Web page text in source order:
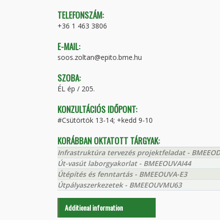
TELEFONSZÁM:
+36 1 463 3806
E-MAIL:
soos.zoltan@epito.bme.hu
SZOBA:
ÉL ép / 205.
KONZULTÁCIÓS IDŐPONT:
#Csütörtök 13-14; +kedd 9-10
KORÁBBAN OKTATOTT TÁRGYAK:
Infrastruktúra tervezés projektfeladat -
Út-vasút laborgyakorlat - BMEEOUVAI44
Útépítés és fenntartás - BMEEOUVA-E3
Útpályaszerkezetek - BMEEOUVMU63
Additional information